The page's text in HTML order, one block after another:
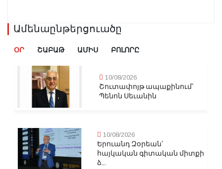
Ամենաընթերցուածը
ՕՐ ՇԱԲԱԹ ԱՄԻՍ ԲՈԼՈՐԸ
10/08/2026
Շուտափոյթ ապաքինում՝
Պենոն Սեւանին
10/08/2026
Երուանդ Զօրեան՝
հայկական գիտական միտքի
ձ...